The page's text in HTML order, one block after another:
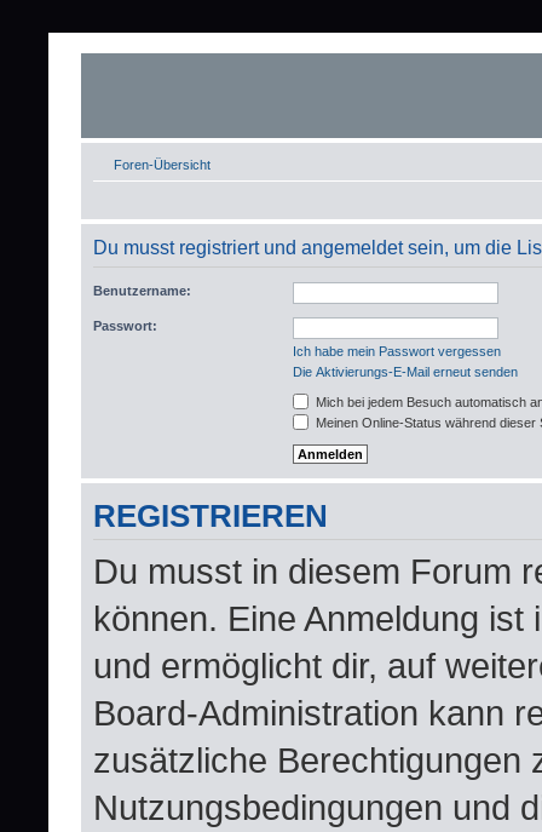
Foren-Übersicht
Du musst registriert und angemeldet sein, um die
Benutzername:
Passwort:
Ich habe mein Passwort vergessen
Die Aktivierungs-E-Mail erneut senden
Mich bei jedem Besuch automatisch
Meinen Online-Status während dieser
REGISTRIEREN
Du musst in diesem Forum
können. Eine Anmeldung
und ermöglicht dir, auf
Board-Administration kann
zusätzliche Berechtigungen
Nutzungsbedingungen und